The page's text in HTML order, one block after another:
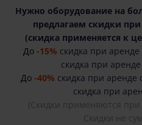
Нужно оборудование на
предлагаем скидки
(cкидка применяется к
До -15% скидка при
скидка при
До -40% скидка при аренде
скидка при
(Скидки применяются при
Скидки не